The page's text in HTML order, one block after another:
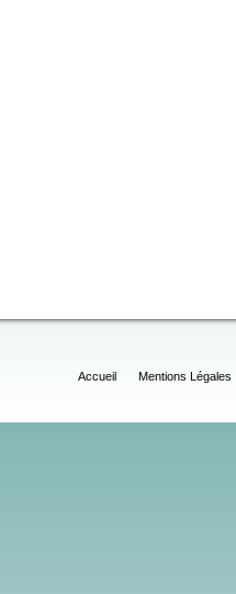
Accueil Mentions Légales